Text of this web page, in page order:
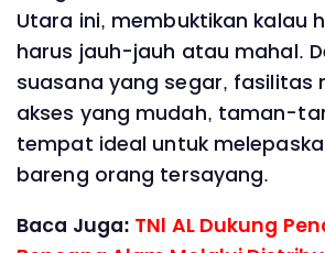
Utara ini, membuktikan kalau
harus jauh-jauh atau mahal.
suasana yang segar, fasilitas
akses yang mudah, taman-
tempat ideal untuk
bareng orang tersayang.
Baca Juga: TNl AL Dukung